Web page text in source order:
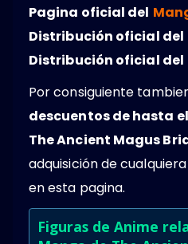
Pagina oficial del
Distribución oficial del
Distribución oficial del
Por consiguiente
descuentos de hasta el
The Ancient Magus
adquisición de
en esta pagina.
Figuras de Anime